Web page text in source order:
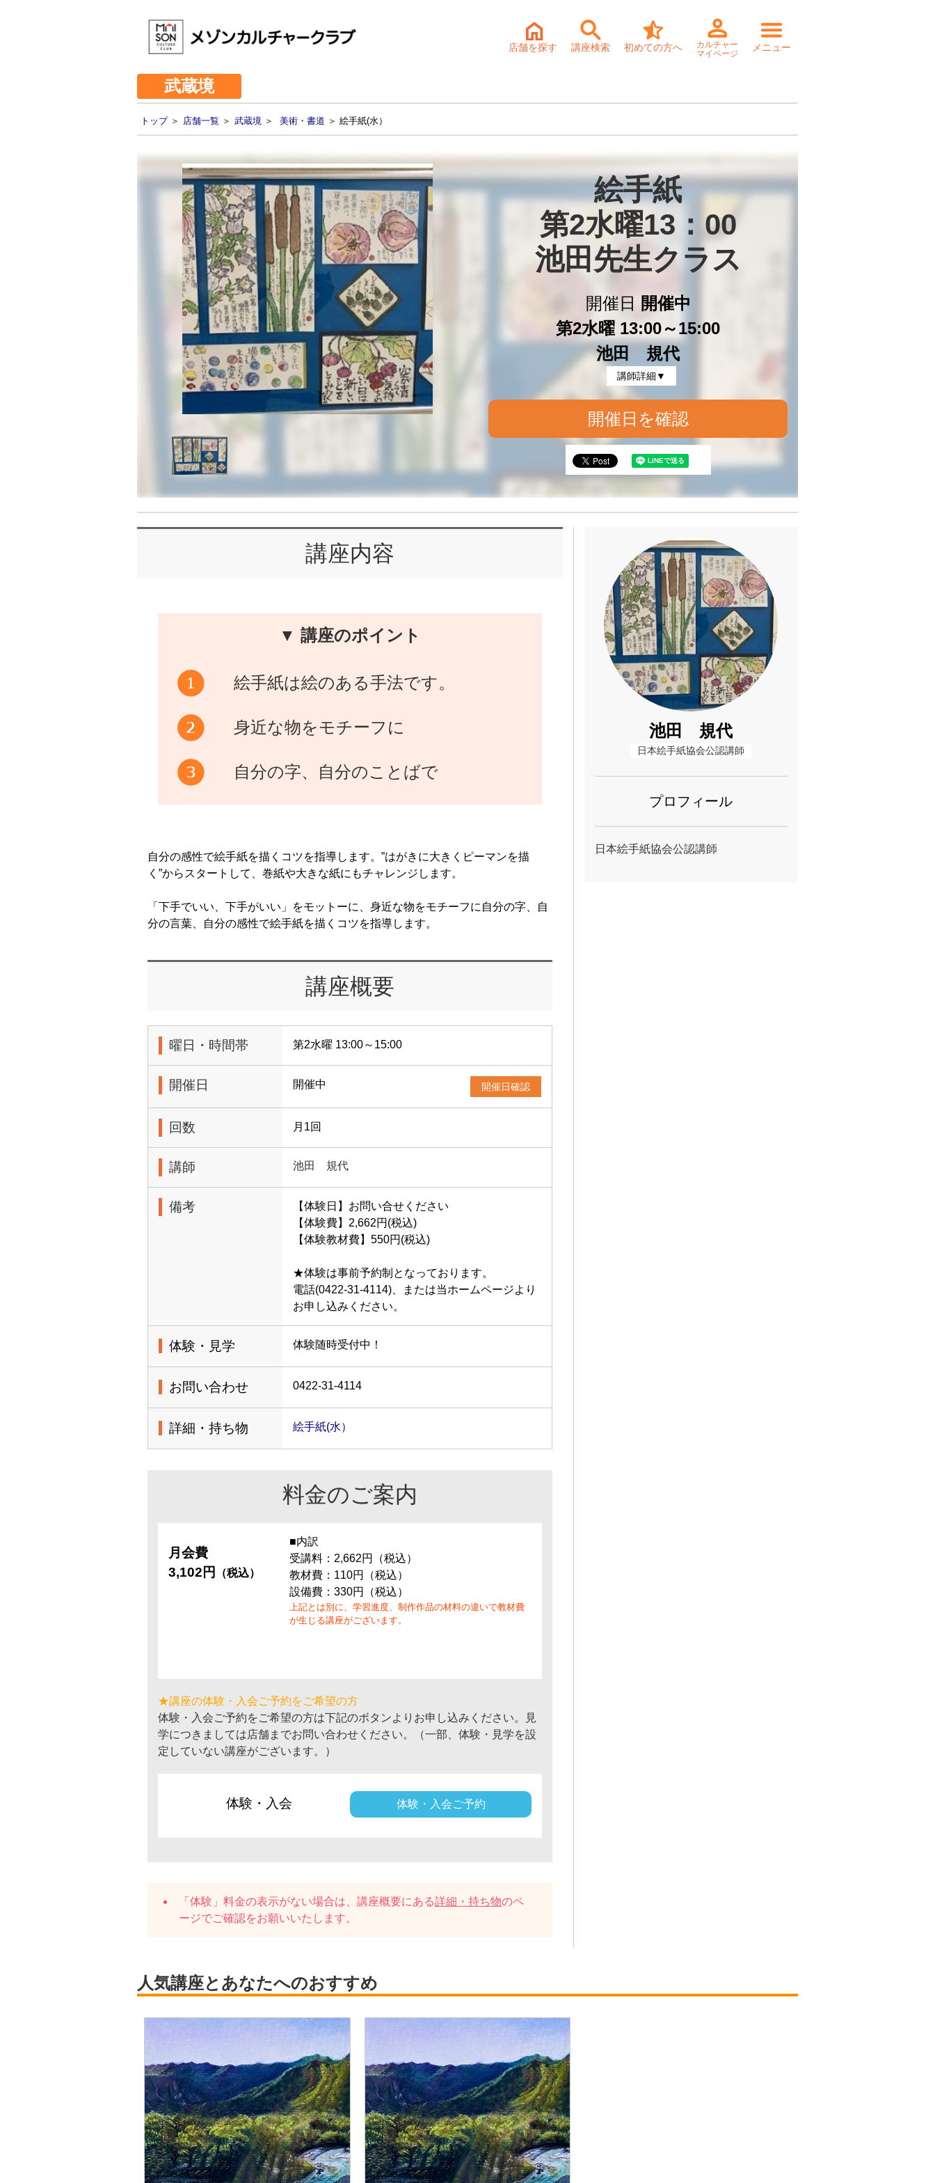
店舗を探す 講座検索 初めての方へ
カルチャー
マイページ
メニュー
武蔵境
トップ＞ 店舗一覧 ＞ 武蔵境 ＞ 美術・書道 ＞ 絵手紙(水）
絵手紙
第2水曜13：00
池田先生クラス
開催日
開催中
第2水曜 13:00～15:00
池田 規代
講師詳細▼
開催日を確認
講座内容
▼ 講座のポイント
絵手紙は絵のある手法です。
身近な物をモチーフに
自分の字、自分のことばで
自分の感性で絵手紙を描くコツを指導します。”はがきに大きくピーマンを描
く”からスタートして、巻紙や大きな紙にもチャレンジします。
「下手でいい、下手がいい」をモットーに、身近な物をモチーフに自分の字、自
分の言葉、自分の感性で絵手紙を描くコツを指導します。
講座概要
曜日・時間帯 第2水曜 13:00～15:00
開催日 開催中 開催日確認
回数 月1回
講師 池田 規代
備考
【体験日】お問い合せください
【体験費】2,662円(税込)
【体験教材費】550円(税込)
★体験は事前予約制となっております。
電話(0422-31-4114)、または当ホームページより
お申し込みください。
体験・見学 体験随時受付中！
お問い合わせ 0422-31-4114
詳細・持ち物 絵手紙(水）
料金のご案内
月会費
3,102円
（税込）
■内訳
受講料：2,662円（税込）
教材費：110円（税込）
設備費：330円（税込）
上記とは別に、学習進度、制作作品の材料の違いで教材費
が生じる講座がございます。
★講座の体験・入会ご予約をご希望の方
体験・入会ご予約をご希望の方は下記のボタンよりお申し込みください。見
学につきましては店舗までお問い合わせください。（一部、体験・見学を設
定していない講座がございます。）
体験・入会 体験・入会ご予約
「体験」料金の表示がない場合は、講座概要にある詳細・持ち物のペ
ージでご確認をお願いいたします。
池田 規代
日本絵手紙協会公認講師
プロフィール
日本絵手紙協会公認講師